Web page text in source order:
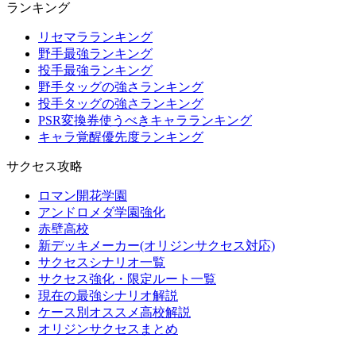
ランキング
リセマラランキング
野手最強ランキング
投手最強ランキング
野手タッグの強さランキング
投手タッグの強さランキング
PSR変換券使うべきキャラランキング
キャラ覚醒優先度ランキング
サクセス攻略
ロマン開花学園
アンドロメダ学園強化
赤壁高校
新デッキメーカー(オリジンサクセス対応)
サクセスシナリオ一覧
サクセス強化・限定ルート一覧
現在の最強シナリオ解説
ケース別オススメ高校解説
オリジンサクセスまとめ